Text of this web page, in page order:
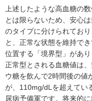
上述したような高血糖の
とは限らないため、安心
のタイプに分けられてお
と、正常な状態を維持で
位置する「境界型」があり
正常型とされる血糖値は
ウ糖を飲んで2時間後の値
が、110mg/dLを超えてい
尿病予備軍です。将来的